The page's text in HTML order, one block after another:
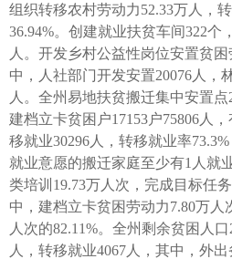
组织转移农村劳动力52.33万人，
36.94%。创建就业扶贫车间322个
人。开发乡村公益性岗位安置贫
中，人社部门开发安置20076人，
人。全州易地扶贫搬迁集中安置点
建档立卡贫困户17153户75806人
移就业30296人，转移就业率
就业意愿的搬迁家庭至少有1人就
类培训19.73万人次，完成目标任
中，建档立卡贫困劳动力7.80万人
人次的82.11%。全州剩余贫困人
人，转移就业4067人，其中，外